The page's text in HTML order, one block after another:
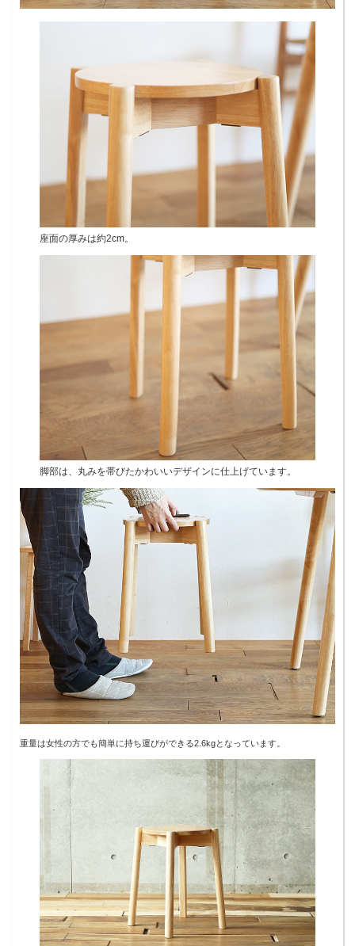
座面の厚みは約2cm。
脚部は、丸みを帯びたかわいいデザインに仕上げています。
重量は女性の方でも簡単に持ち運びができる2.6kgとなっています。